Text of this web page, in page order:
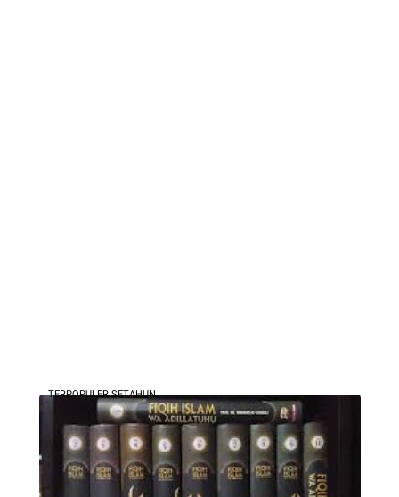
TERPOPULER SETAHUN